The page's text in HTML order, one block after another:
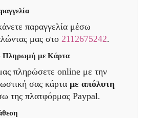
παραγγελία μέσω
μας στο 2112675242.
Πληρωμή με Κάρτα
πληρώσετε online με την
σας κάρτα με απόλυτη
της πλατφόρμας Paypal.